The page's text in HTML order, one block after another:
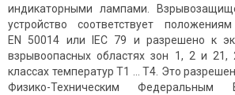
индикаторны­ми лампами.
устройство соответствует
EN 50014 или IEC 79 и разрешено к
взрывоопасных областях зон 1, 2 и
классах температур Т1 … Т4. Это
Физико-Техническим Федеральным